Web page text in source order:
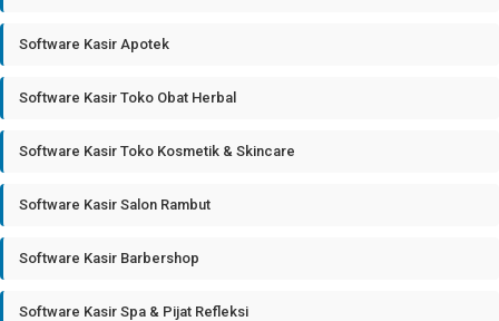
Software Kasir Apotek
Software Kasir Toko Obat Herbal
Software Kasir Toko Kosmetik & Skincare
Software Kasir Salon Rambut
Software Kasir Barbershop
Software Kasir Spa & Pijat Refleksi